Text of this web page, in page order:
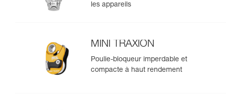
les appareils
MINI TRAXION
Poulie-bloqueur imperdable et
compacte à haut rendement